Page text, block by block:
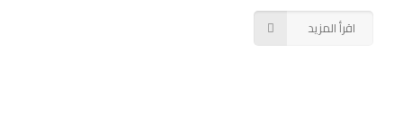
اقرأ المزيد